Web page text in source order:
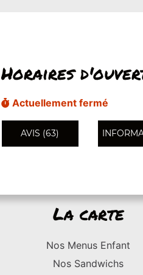
Horaires
Actuellement fermé
AVIS (63)
La carte
Nos Menus Enfant
Nos Sandwichs